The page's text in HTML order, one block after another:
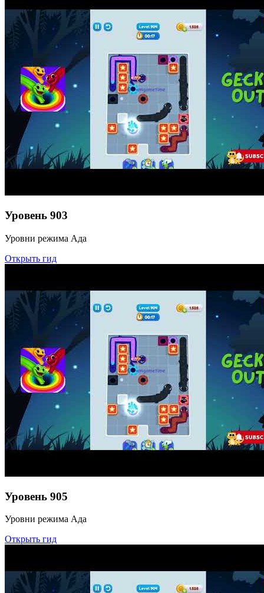
Уровень 903
Уровни режима Ада
Открыть гид
Уровень 905
Уровни режима Ада
Открыть гид